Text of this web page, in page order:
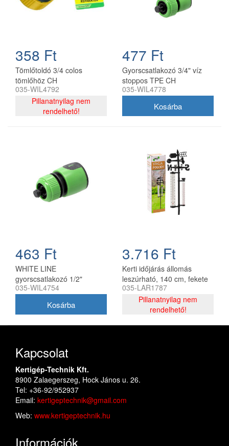
358 Ft
Tömlőtoldó 3/4 colos
tömlőhöz CH
035-WIL4792
Pillanatnyilag nem
rendelhető!
477 Ft
Gyorscsatlakozó 3/4" víz
stoppos TPE CH
5901292684778
035-WIL4778
463 Ft
WHITE LINE
gyorscsatlakozó 1/2"
stoppos CH
035-WIL4754
3.716 Ft
Kerti időjárás állomás
leszúrható, 140 cm, fekete
035-LAR1787
Pillanatnyilag nem
rendelhető!
Kapcsolat
Kertigép-Technik Kft.
8900 Zalaegerszeg, Hock János u. 26.
Tel: +36-92/952937
Email: kertigeptechnik@gmail.com
Web: www.kertigeptechnik.hu
Információk